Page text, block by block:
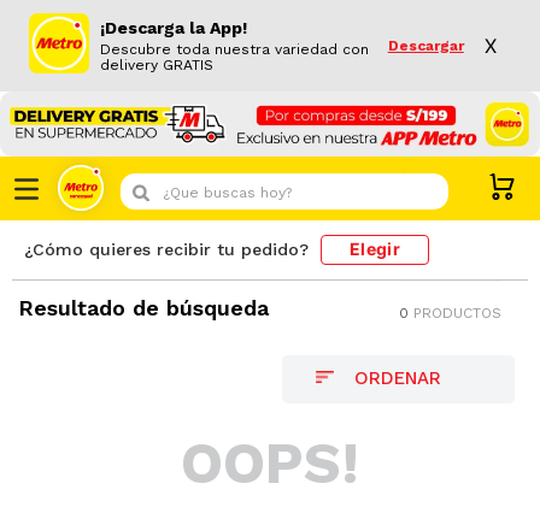
¡Descarga la App!
Descubre toda nuestra variedad con
delivery GRATIS
Descargar X
¿Que buscas hoy?
¿Cómo quieres recibir tu pedido? Elegir
Resultado de búsqueda 0 PRODUCTOS
OOPS!